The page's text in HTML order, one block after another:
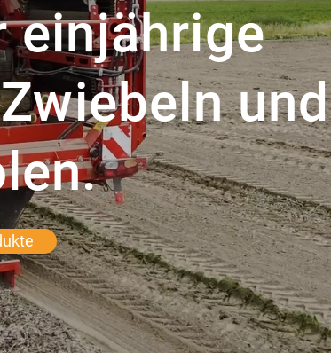
einjährige
und